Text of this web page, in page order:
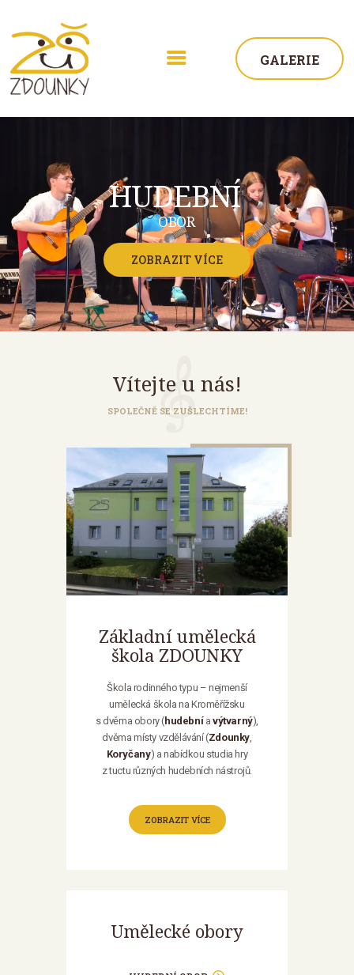
GALERIE
ŠKOLA
AKTUALITY
STUDIUM
ŽÁCI
HUDEBNÍ
ZOBRAZIT VÍCE
OBOR
Vítejte u nás!
SPOLEČNĚ SE ZUŠLECHTÍME!
Základní umělecká
škola ZDOUNKY
Škola rodinného typu – nejmenší
umělecká škola na Kroměřížsku
s dvěma obory (hudebnía výtvarný),
dvěma místy vzdělávání (Zdounky,
Koryčany) a nabídkou studia hry
z tuctu různých hudebních nástrojů.
ZOBRAZIT VÍCE
Umělecké obory